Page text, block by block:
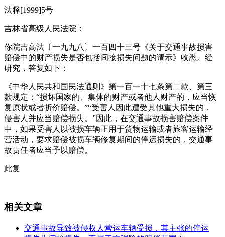
法释[1999]5号
吉林省高级人民法院：
你院吉高法〔一九九八〕一百四十三号《关于交通事故损害
赔偿中的财产损失是否包括间接损失问题的请示》收悉。经
研究，答复如下：
《中华人民共和国民法通则》第一百一十七条第二款、第三
款规定：“损坏国家的、集体的财产或者他人财产的，应当恢
复原状或者折价赔偿。”“受害人因此遭受其他重大损失的，
侵害人并应当赔偿损失。”因此，在交通事故损害赔偿案件
中，如果受害人以被损车辆正用于货物运输或者旅客运输经
营活动，要求赔偿被损车辆修复期间的停运损失的，交通事
故责任者应当予以赔偿。
此复
相关文章
交通事故导致被侵权人营运车辆受损，其主张的停运